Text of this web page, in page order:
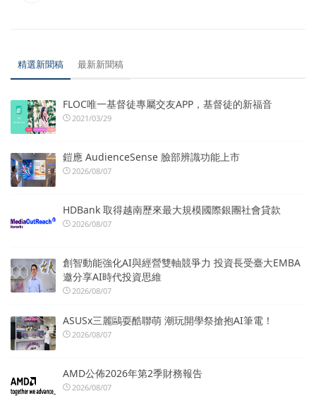
精選新聞稿 最新新聞稿
FLOC唯一基督徒專屬交友APP，基督徒的新福音
2021/03/29
鎧應 AudienceSense 臉部辨識功能上市
2026/08/07
HDBank 取得越南歷來最大規模國際銀團社會貸款
2026/08/07
創智動能強化AI與經營雙軸競爭力 投資長受臺大EMBA
邀分享AI時代投資思維
2026/08/07
ASUSx三麗鷗耍酷聯萌 潮玩開學祭搶抱AI筆電！
2026/08/07
AMD公佈2026年第2季財務報告
2026/08/07